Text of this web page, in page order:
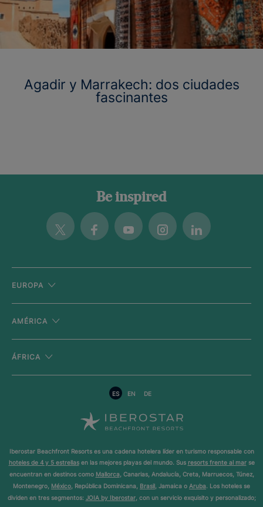
Agadir y Marrakech: dos ciudades
fascinantes
Be inspired
Twitter FacebookYoutubeInstagramLinkedin
EUROPA
AMÉRICA
ÁFRICA
ES EN DE
Iberostar Beachfront Resorts es una cadena hotelera líder en turismo responsable con
hoteles de 4 y 5 estrellasen las mejores playas del mundo. Sus resorts frente al marse
encuentran en destinos como Mallorca, Canarias, Andalucía, Creta, Marruecos, Túnez,
Montenegro, México, República Dominicana, Brasil, Jamaica o Aruba. Los hoteles se
dividen en tres segmentos: JOIA by Iberostar, con un servicio exquisito y personalizado;